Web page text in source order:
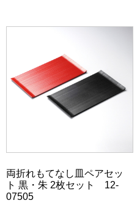
両折れもてなし皿ペアセッ
ト 黒・朱 2枚セット 12-
07505